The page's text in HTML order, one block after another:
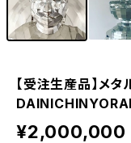
【受注生産品】
¥2,000,000